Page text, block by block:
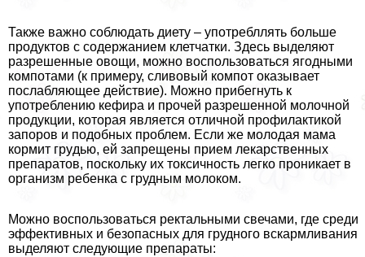
Также важно соблюдать диету – употрeбллять больше
продуктов с содержанием клетчатки. Здесь выделяют
разрешенные овощи, можно воспользоваться ягодными
компотами (к примеру, сливовый компот оказывает
послабляющее действие). Можно прибегнуть к
употрeблению кефира и прочей разрешенной молочной
продукции, которая является отличной профилактикой
запоров и подобных проблем. Если же молодая мама
кормит гpyдью, ей запрещены прием лекарственных
препаратов, поскольку их токсичность легко проникает в
организм ребенка с грудным молоком.
Можно воспользоваться ректальными свечами, где среди
эффективных и безопасных для грудного вскармливания
выделяют следующие препараты: